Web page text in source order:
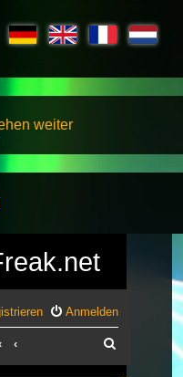
weiter
Anmelden